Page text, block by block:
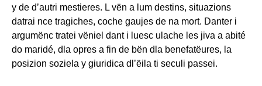
y de d’autri mestieres. L vën a lum destins, situazions
datrai nce tragiches, coche gaujes de na mort. Danter i
argumënc tratei vëniel dant i luesc ulache les jiva a abité
do maridé, dla opres a fin de bën dla benefatëures, la
posizion soziela y giuridica dl’ëila ti seculi passei.